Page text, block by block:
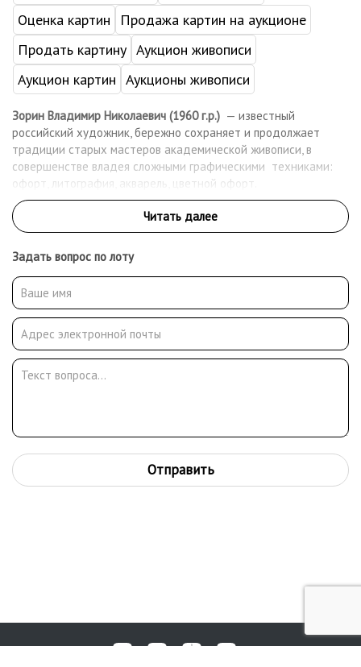
Оценка картин
Продажа картин на аукционе
Продать картину Аукцион живописи
Аукцион картин Аукционы живописи
Зорин Владимир Николаевич (1960 г.р.) — известный
российский художник, бережно сохраняет и продолжает
традиции старых мастеров академической живописи, в
совершенстве владея сложными графическими техниками:
офорт, литография, акварель, цветной офорт.
Его офорты с успехом экспонировались на многих
художественных выставках в: России, Франции, Танзании,
США, Японии, Чехии.
Офорты и литографии находятся в 17-ти музеях России и
художественных галереях России и США, Франции, у
коллекционеров более 50 стран мира, в том числе офорты
приобретены посольством США, Максимом Галкиным,
американским астронавтом Рети и др.
Владимир Зорин - единственный из российских художников,
чьи произведения (офорты) с видами города опубликованы в
юбилейной монографии о Москве, изданной в 1997 году
Задать вопрос по лоту
Отправить